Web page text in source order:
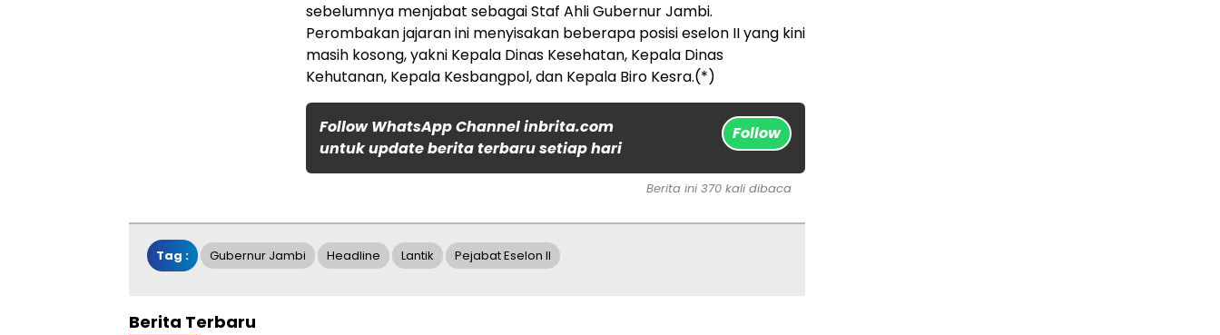
sebelumnya menjabat sebagai Staf Ahli Gubernur Jambi.
Perombakan jajaran ini menyisakan beberapa posisi eselon II yang kini
masih kosong, yakni Kepala Dinas Kesehatan, Kepala Dinas
Kehutanan, Kepala Kesbangpol, dan Kepala Biro Kesra.(*)
Follow WhatsApp Channel inbrita.com
untuk update berita terbaru setiap hari
Follow
Berita ini 370 kali dibaca
Tag : Gubernur Jambi Headline Lantik Pejabat Eselon II
Berita Terbaru